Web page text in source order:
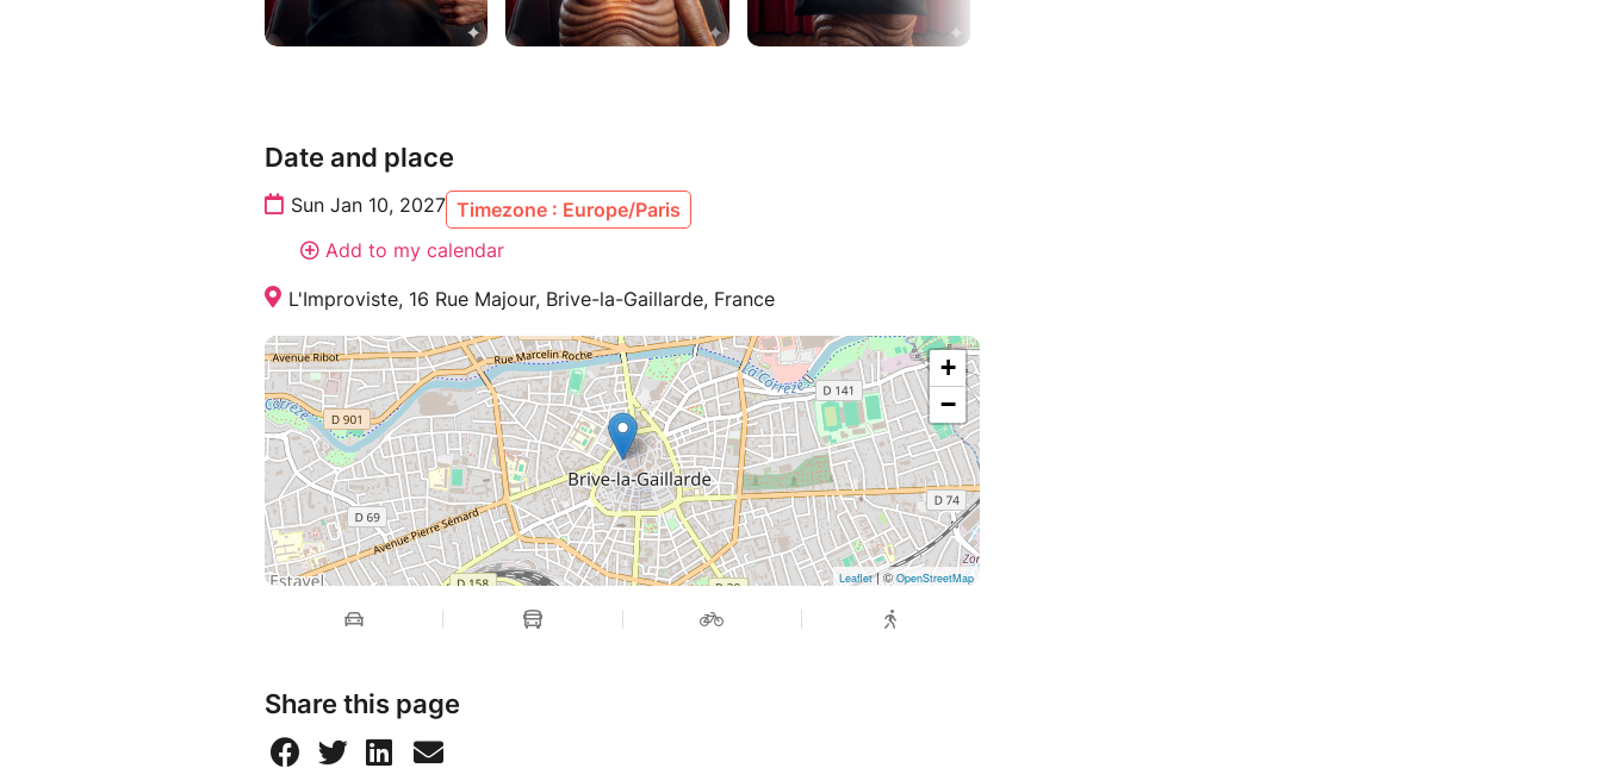
Date and place
Sun Jan 10, 2027 Timezone : Europe/Paris
Add to my calendar
L'Improviste, 16 Rue Majour, Brive-la-Gaillarde, France
+
−
Leaflet| ©OpenStreetMap
Share this page